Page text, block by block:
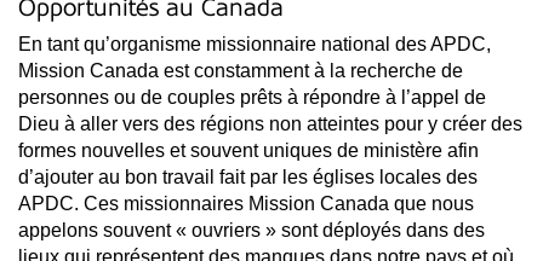
Opportunités au Canada
En tant qu’organisme missionnaire national des APDC,
Mission Canada est constamment à la recherche de
personnes ou de couples prêts à répondre à l’appel de
Dieu à aller vers des régions non atteintes pour y créer des
formes nouvelles et souvent uniques de ministère afin
d’ajouter au bon travail fait par les églises locales des
APDC. Ces missionnaires Mission Canada que nous
appelons souvent « ouvriers » sont déployés dans des
lieux qui représentent des manques dans notre pays et où